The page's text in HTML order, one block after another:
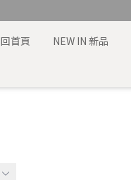
回首頁 NEW IN 新品